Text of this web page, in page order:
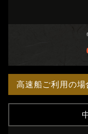
高速船ご利用の場